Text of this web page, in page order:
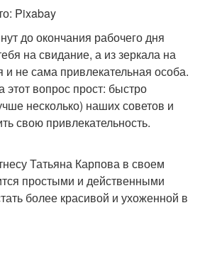
Pixabay
до окончания рабочего дня
на свидание, а из зеркала на
и не сама привлекательная особа.
этот вопрос прост: быстро
несколько) наших советов и
свою привлекательность.
Татьяна Карпова в своем
простыми и действенными
более красивой и ухоженной в